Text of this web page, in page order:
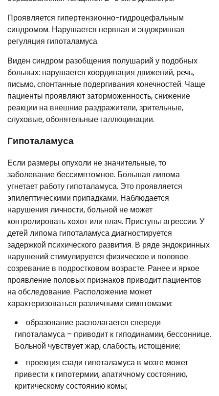
Проявляется гипертензионно-гидроцефальным
синдромом. Нарушается нервная и эндокринная
регуляция гипоталамуса.
Виден синдром разобщения полушарий у подобных
больных: нарушается координация движений, речь,
письмо, спонтанные подергивания конечностей. Чаще
пациенты проявляют заторможенность, снижение
реакции на внешние раздражители, зрительные,
слуховые, обонятельные галлюцинации.
Гипоталамуса
Если размеры опухоли не значительные, то
заболевание бессимптомное. Большая липома
угнетает работу гипоталамуса. Это проявляется
эпилептическими припадками. Наблюдается
нарушения личности, больной не может
контролировать хохот или плач. Приступы агрессии. У
детей липома гипоталамуса диагностируется
задержкой психического развития. В ряде эндокринных
нарушений стимулируется физическое и половое
созревание в подростковом возрасте. Ранее и яркое
проявление половых признаков приводит пациентов
на обследование. Расположение может
характеризоваться различными симптомами:
образование располагается спереди
гипоталамуса – приводит к гиподинамии, бессоннице.
Больной чувствует жар, слабость, истощение;
проекция сзади гипоталамуса в мозге может
привести к гипотермии, апатичному состоянию,
критическому состоянию комы;